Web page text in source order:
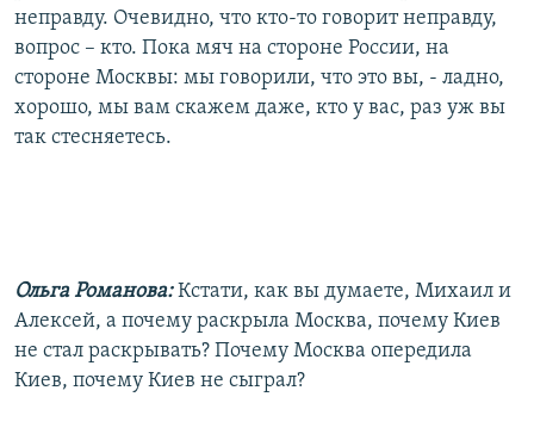
неправду. Очевидно, что кто-то говорит неправду,
вопрос – кто. Пока мяч на стороне России, на
стороне Москвы: мы говорили, что это вы, - ладно,
хорошо, мы вам скажем даже, кто у вас, раз уж вы
так стесняетесь.
Ольга Романова: Кстати, как вы думаете, Михаил и
Алексей, а почему раскрыла Москва, почему Киев
не стал раскрывать? Почему Москва опередила
Киев, почему Киев не сыграл?